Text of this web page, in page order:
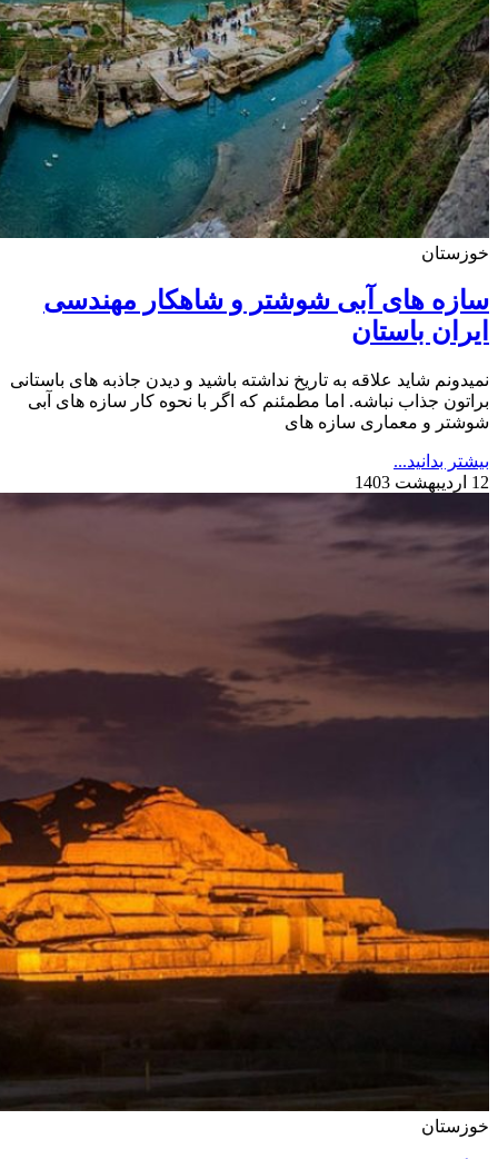
خوزستان
سازه های آبی شوشتر و شاهکار مهندسی
ایران باستان
نمیدونم شاید علاقه به تاریخ نداشته باشید و دیدن جاذبه های باستانی
براتون جذاب نباشه. اما مطمئنم که اگر با نحوه کار سازه های آبی
شوشتر و معماری سازه های
بیشتر بدانید...
12 اردیبهشت 1403
خوزستان